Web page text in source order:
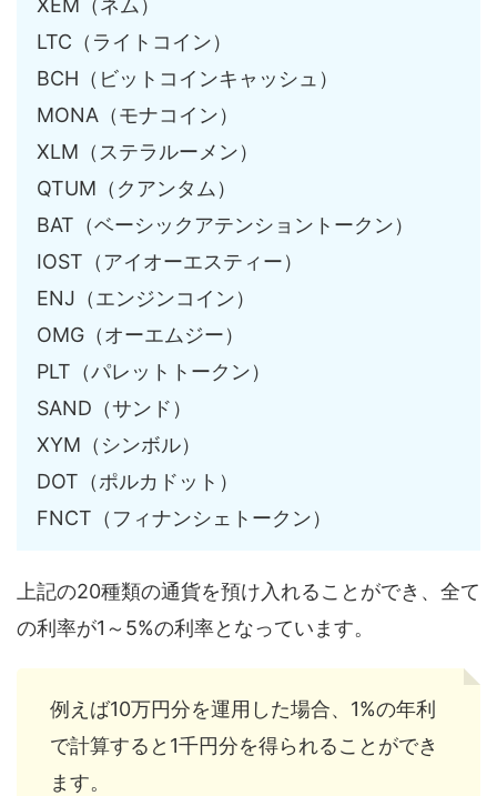
XEM（ネム）
LTC（ライトコイン）
BCH（ビットコインキャッシュ）
MONA（モナコイン）
XLM（ステラルーメン）
QTUM（クアンタム）
BAT（ベーシックアテンショントークン）
IOST（アイオーエスティー）
ENJ（エンジンコイン）
OMG（オーエムジー）
PLT（パレットトークン）
SAND（サンド）
XYM（シンボル）
DOT（ポルカドット）
FNCT（フィナンシェトークン）
上記の20種類の通貨を預け入れることができ、全て
の利率が1～5%の利率となっています。
例えば10万円分を運用した場合、1%の年利
で計算すると1千円分を得られることができ
ます。